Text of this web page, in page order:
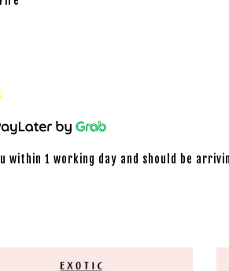
within 1 working day and should be